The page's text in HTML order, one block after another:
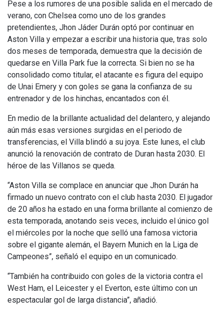
Pese a los rumores de una posible salida en el mercado de
verano, con Chelsea como uno de los grandes
pretendientes, Jhon Jáder Durán optó por continuar en
Aston Villa y empezar a escribir una historia que, tras solo
dos meses de temporada, demuestra que la decisión de
quedarse en Villa Park fue la correcta. Si bien no se ha
consolidado como titular, el atacante es figura del equipo
de Unai Emery y con goles se gana la confianza de su
entrenador y de los hinchas, encantados con él.
En medio de la brillante actualidad del delantero, y alejando
aún más esas versiones surgidas en el periodo de
transferencias, el Villa blindó a su joya. Este lunes, el club
anunció la renovación de contrato de Duran hasta 2030. El
héroe de las Villanos se queda.
“Aston Villa se complace en anunciar que Jhon Durán ha
firmado un nuevo contrato con el club hasta 2030. El jugador
de 20 años ha estado en una forma brillante al comienzo de
esta temporada, anotando seis veces, incluido el único gol
el miércoles por la noche que selló una famosa victoria
sobre el gigante alemán, el Bayern Munich en la Liga de
Campeones”, señaló el equipo en un comunicado.
“También ha contribuido con goles de la victoria contra el
West Ham, el Leicester y el Everton, este último con un
espectacular gol de larga distancia”, añadió.